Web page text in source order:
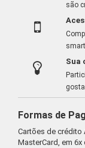
são
Sua
Formas de
Cartões de crédito
MasterCard, em